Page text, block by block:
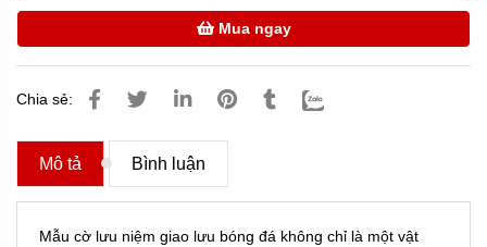
Mua ngay
Chia sẻ:
Mô tả Bình luận
Mẫu cờ lưu niệm giao lưu bóng đá không chỉ là một vật